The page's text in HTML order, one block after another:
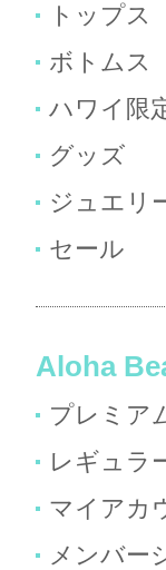
トップス
ボトムス
ハワイ限
グッズ
ジュエリ
セール
Aloha
プレミア
レギュラ
マイアカ
メンバー